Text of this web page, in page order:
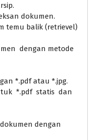
dokumen.
temu balik (retrievel)
dengan metode
*.pdf atau *.jpg.
*.pdf statis dan
dengan